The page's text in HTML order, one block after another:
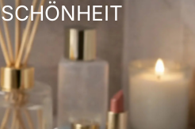
SCHÖNHEIT